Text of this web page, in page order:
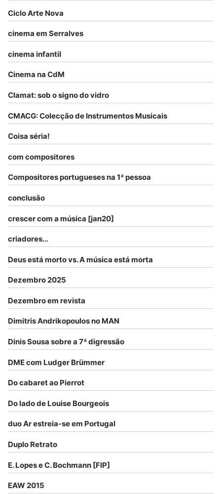
Ciclo Arte Nova
cinema em Serralves
cinema infantil
Cinema na CdM
Clamat: sob o signo do vidro
CMACG: Colecção de Instrumentos Musicais
Coisa séria!
com compositores
Compositores portugueses na 1ª pessoa
conclusão
crescer com a música [jan20]
criadores…
Deus está morto vs. A música está morta
Dezembro 2025
Dezembro em revista
Dimitris Andrikopoulos no MAN
Dinis Sousa sobre a 7ª digressão
DME com Ludger Brümmer
Do cabaret ao Pierrot
Do lado de Louise Bourgeois
duo Ar estreia-se em Portugal
Duplo Retrato
E. Lopes e C. Bochmann [FIP]
EAW 2015